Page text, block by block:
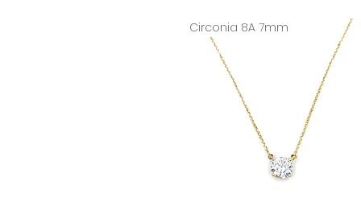
Circonia 8A 7mm